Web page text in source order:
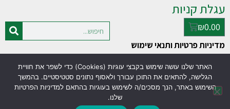
עגלת קניות
₪0.00
מדיניות פרטיות ותנאי שימוש
© כל הזכויות שמורות למעין פולג
www.excel-vba.co.il
עסק טוב
בניית אתרים
האתר שלנו עושה שימוש בקבצי עוגיות (Cookies) כדי לשפר את חוויית
הגלישה, להתאים את התוכן עבורך ולאסוף נתונים סטטיסטיים. בהמשך
השימוש באתר, הנך מסכים/ה לשימוש בעוגיות בהתאם למדיניות הפרטיות
שלנו.